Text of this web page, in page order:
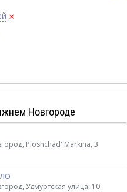
×
Новгороде
Ploshchad' Markina, 3
Удмуртская улица, 10